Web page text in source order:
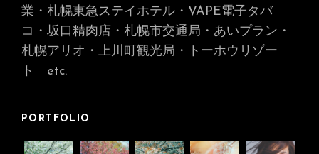
業・札幌東急ステイホテル・VAPE電子タバ
コ・坂口精肉店・札幌市交通局・あいプラン・
札幌アリオ・上川町観光局・トーホウリゾー
ト
etc.
PORTFOLIO